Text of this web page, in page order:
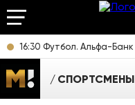
СПОРТСМЕНЫ